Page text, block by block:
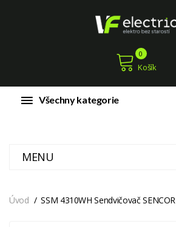
Košík
0
Všechny kategorie
MENU
Úvod SSM 4310WH Sendvičovač SENCOR